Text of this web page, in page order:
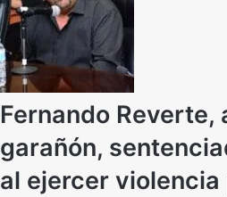
Fernando Reverte,
garañón,
al ejercer